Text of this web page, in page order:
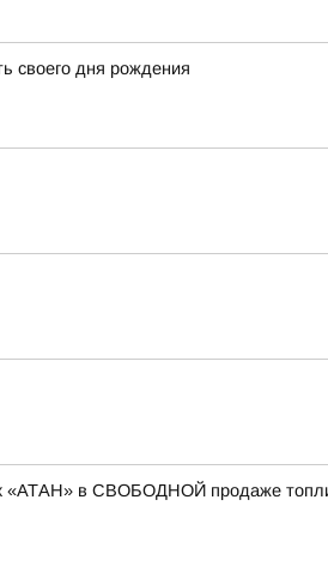
своего дня рождения
«АТАН» в СВОБОДНОЙ продаже